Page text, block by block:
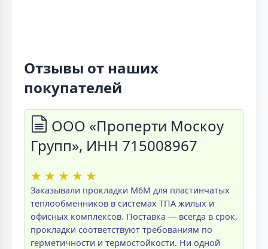
Отзывы от наших
покупателей
ООО «Проперти Москоу
Групп», ИНН 715008967
★ ★ ★ ★ ★
Заказывали прокладки M6M для пластинчатых
теплообменников в системах ТПА жилых и
офисных комплексов. Поставка — всегда в срок,
прокладки соответствуют требованиям по
герметичности и термостойкости. Ни одной